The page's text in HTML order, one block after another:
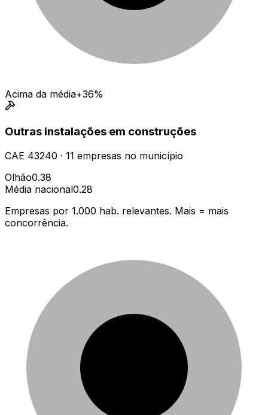
Acima da média+36%
Outras instalações em construções
CAE 43240 · 11 empresas no município
Olhão0.38
Média nacional0.28
Empresas por 1.000 hab. relevantes. Mais = mais
concorrência.